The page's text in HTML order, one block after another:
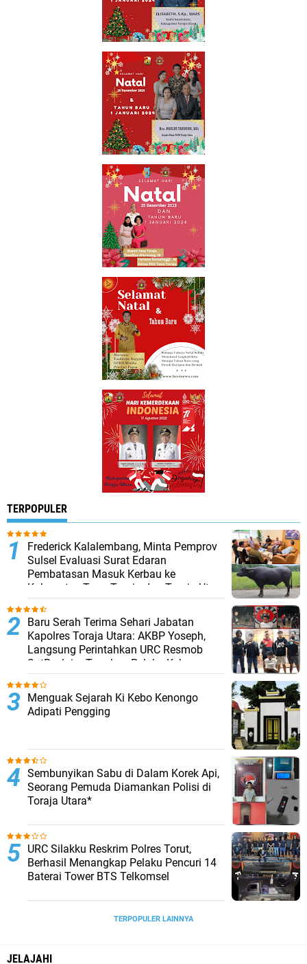
TERPOPULER
Frederick Kalalembang, Minta Pemprov
Sulsel Evaluasi Surat Edaran
Pembatasan Masuk Kerbau ke
Kabupaten Tana Toraja dan Toraja Utara
Baru Serah Terima Sehari Jabatan
Kapolres Toraja Utara: AKBP Yoseph,
Langsung Perintahkan URC Resmob
SatReskrim Tangkap Pelaku Kekerasan
Seksual Anak Di Bawah Umur
Menguak Sejarah Ki Kebo Kenongo
Adipati Pengging
Sembunyikan Sabu di Dalam Korek Api,
Seorang Pemuda Diamankan Polisi di
Toraja Utara*
URC Silakku Reskrim Polres Torut,
Berhasil Menangkap Pelaku Pencuri 14
Baterai Tower BTS Telkomsel
TERPOPULER LAINNYA
JELAJAHI